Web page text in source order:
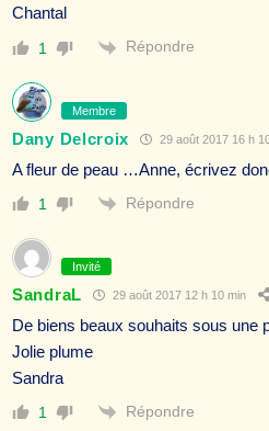
Chantal
1 Répondre
Membre
Dany Delcroix 29 août 2017 16 h
A fleur de peau …Anne, écrivez
1 Répondre
Invité
SandraL 29 août 2017 12 h 10 min
De biens beaux souhaits sous une
Jolie plume
Sandra
1 Répondre